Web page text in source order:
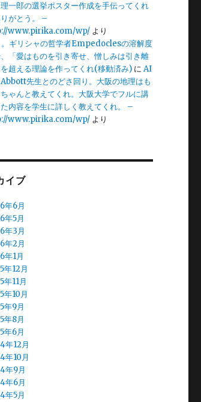
一郎の選挙ポスター作成を手伝ってくれ
がとう。 –
www.pirika.com/wp/ より
ギリシャの哲学者Empedoclesの溶解度
「愛はものを引き寄せ、憎しみは引き離
超える理論を作ってくれ(移動済み) にAI
先生とのどさ回り。大阪の地理はも
ゃんと教えてくれ。大阪大学でフルに講
内容を学生に詳しく教えてくれ。 –
www.pirika.com/wp/ より
イブ
年6月
年5月
年3月
年2月
年1月
年12月
年11月
年10月
年9月
年8月
年6月
年12月
年10月
年9月
年6月
年5月